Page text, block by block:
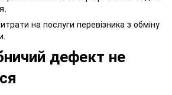
на послуги перевізника з обміну
дефект не